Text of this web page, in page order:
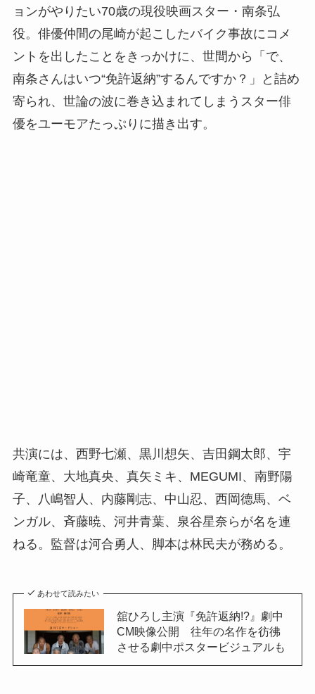
ョンがやりたい70歳の現役映画スター・南条弘
役。俳優仲間の尾崎が起こしたバイク事故にコメ
ントを出したことをきっかけに、世間から「で、
南条さんはいつ“免許返納”するんですか？」と詰め
寄られ、世論の波に巻き込まれてしまうスター俳
優をユーモアたっぷりに描き出す。
共演には、西野七瀬、黒川想矢、吉田鋼太郎、宇
崎竜童、大地真央、真矢ミキ、MEGUMI、南野陽
子、八嶋智人、内藤剛志、中山忍、西岡德馬、ベ
ンガル、斉藤暁、河井青葉、泉谷星奈らが名を連
ねる。監督は河合勇人、脚本は林民夫が務める。
あわせて読みたい
舘ひろし主演『免許返納!?』劇中
CM映像公開 往年の名作を彷彿
させる劇中ポスタービジュアルも